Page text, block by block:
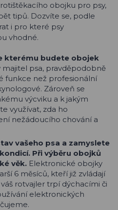
obojku pro psy,
tipů. Dozvíte se, podle
i pro které psy
vhodné.
kterému budete obojek
majitel psa, pravděpodobně
funkce než profesionální
Zároveň se
výcviku a k jakým
využívat, zda ho
nežádoucího chování a
vašeho psa a zamyslete
Při výběru obojků
věk. Elektronické obojky
6 měsíců, kteří již zvládají
rotvajler trpí dýchacími či
elektronických